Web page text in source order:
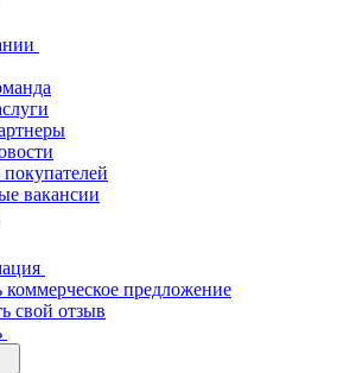
вакансии
коммерческое предложение
свой отзыв